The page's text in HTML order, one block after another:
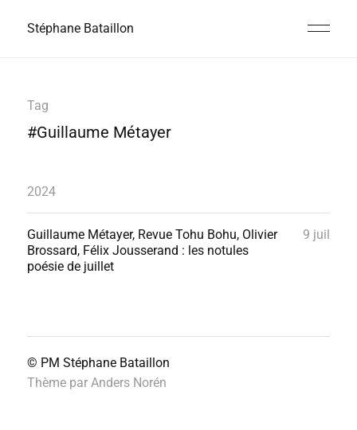
Stéphane Bataillon
Tag
#Guillaume Métayer
2024
Guillaume Métayer, Revue Tohu Bohu, Olivier
Brossard, Félix Jousserand : les notules
poésie de juillet
9 juil
© PM Stéphane Bataillon
Thème par Anders Norén